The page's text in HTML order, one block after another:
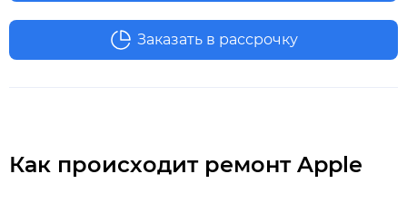
Заказать в рассрочку
Как происходит ремонт Apple